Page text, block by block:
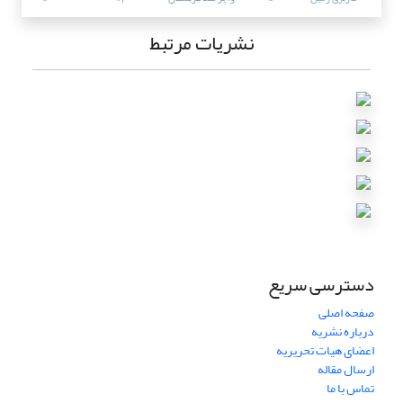
نشریات مرتبط
دسترسی سریع
صفحه اصلی
درباره نشریه
اعضای هیات تحریریه
ارسال مقاله
تماس با ما